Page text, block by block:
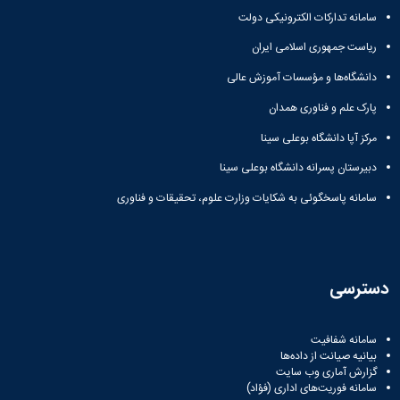
معظم
تماس
روابط
آدرس
دانشکده‌ها
شماره
تلفن‌ها
آموزش
کارکنان
سایر
آموزشی
نظامنامه
آموزش
دانش‌آموختگان
باستان
شناسی
هوش
ربات
و
بینایی
ژئوماتیک
پژوهش
کتابخانه
اسناد
پایان
و
رساله
علم
و
حسابداری
رزن
غذایی
بهار
مجتمع
آموزش
عالی
فاطمیه
نهاوند
چمن
سالن‌های
تفریحی-
سیاحتی
باغ
دانشگاه
تاریخ
طبیعی
دانشگاه
(محمد)
سامانه تدارکات الکترونیکی دولت
ریاست جمهوری اسلامی ایران
دانشگاه‌ها و مؤسسات آموزش عالی
پارک علم و فناوری همدان
مرکز آپا دانشگاه بوعلی سینا
دبیرستان پسرانه دانشگاه بوعلی سینا
سامانه پاسخگوئی به شکایات وزارت علوم، تحقیقات و فناوری
دسترسی
سامانه شفافیت
بیانیه صیانت از داده‌ها
گزارش آماری وب‌ سایت
سامانه فوریت‌های اداری (فؤاد)